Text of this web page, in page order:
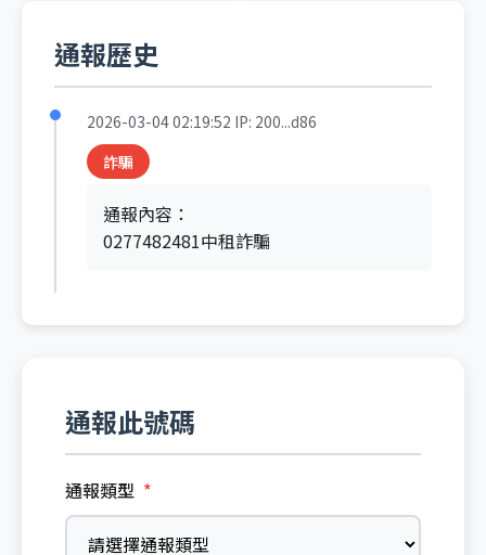
通報歷史
2026-03-04 02:19:52 IP: 200...d86
詐騙
通報內容：
0277482481中租詐騙
通報此號碼
通報類型 *